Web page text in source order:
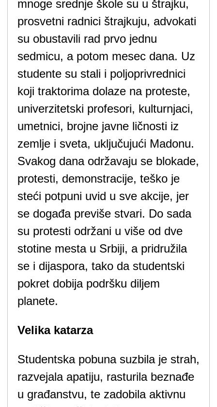
mnoge srednje škole su u štrajku,
prosvetni radnici štrajkuju, advokati
su obustavili rad prvo jednu
sedmicu, a potom mesec dana. Uz
studente su stali i poljoprivrednici
koji traktorima dolaze na proteste,
univerzitetski profesori, kulturnjaci,
umetnici, brojne javne ličnosti iz
zemlje i sveta, uključujući Madonu.
Svakog dana održavaju se blokade,
protesti, demonstracije, teško je
steći potpuni uvid u sve akcije, jer
se događa previše stvari. Do sada
su protesti održani u više od dve
stotine mesta u Srbiji, a pridružila
se i dijaspora, tako da studentski
pokret dobija podršku diljem
planete.
Velika katarza
Studentska pobuna suzbila je strah,
razvejala apatiju, rasturila beznađe
u građanstvu, te zadobila aktivnu